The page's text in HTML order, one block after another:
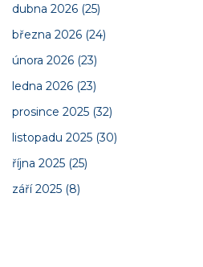
dubna 2026 (25)
března 2026 (24)
února 2026 (23)
ledna 2026 (23)
prosince 2025 (32)
listopadu 2025 (30)
října 2025 (25)
září 2025 (8)